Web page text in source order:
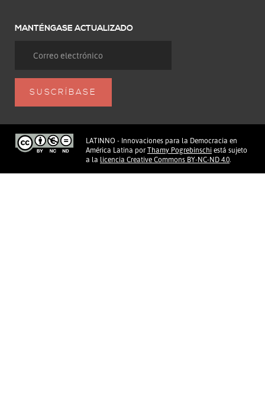
MANTÉNGASE ACTUALIZADO
LATINNO - Innovaciones para la Democracia en
América Latina por Thamy Pogrebinschi está sujeto
a la licencia Creative Commons BY-NC-ND 4.0.